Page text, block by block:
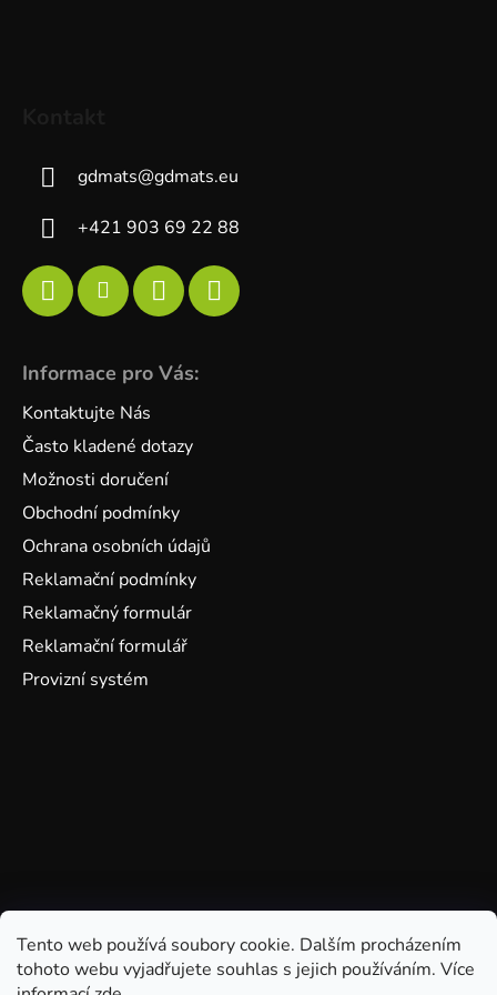
Tento web používá soubory cookie. Dalším procházením
tohoto webu vyjadřujete souhlas s jejich používáním. Více
gdmats@gdmats.eu
+421 903 69 22 88
Informace pro Vás:
Kontaktujte Nás
Často kladené dotazy
Možnosti doručení
Obchodní podmínky
Ochrana osobních údajů
Reklamační podmínky
Reklamačný formulár
Reklamační formulář
Provizní systém